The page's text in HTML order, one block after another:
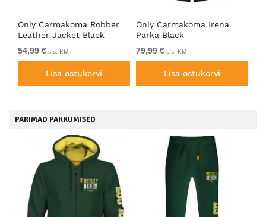
Only Carmakoma Robber
Leather Jacket Black
54,99 € sis. KM
Lisa ostukorvi
Only Carmakoma Irena
Parka Black
79,99 € sis. KM
Lisa ostukorvi
PARIMAD PAKKUMISED